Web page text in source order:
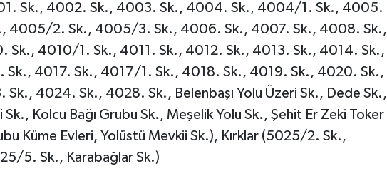
Sk., 4002. Sk., 4003. Sk., 4004. Sk., 4004/1. Sk., 4005.
4005/2. Sk., 4005/3. Sk., 4006. Sk., 4007. Sk., 4008. Sk.,
Sk., 4010/1. Sk., 4011. Sk., 4012. Sk., 4013. Sk., 4014. Sk.,
Sk., 4017. Sk., 4017/1. Sk., 4018. Sk., 4019. Sk., 4020. Sk.,
4024. Sk., 4028. Sk., Belenbaşı Yolu Üzeri Sk., Dede Sk.,
Sk., Kolcu Bağı Grubu Sk., Meşelik Yolu Sk., Şehit Er Zeki Toker
Küme Evleri, Yolüstü Mevkii Sk.), Kırklar (5025/2. Sk.,
5. Sk., Karabağlar Sk.)